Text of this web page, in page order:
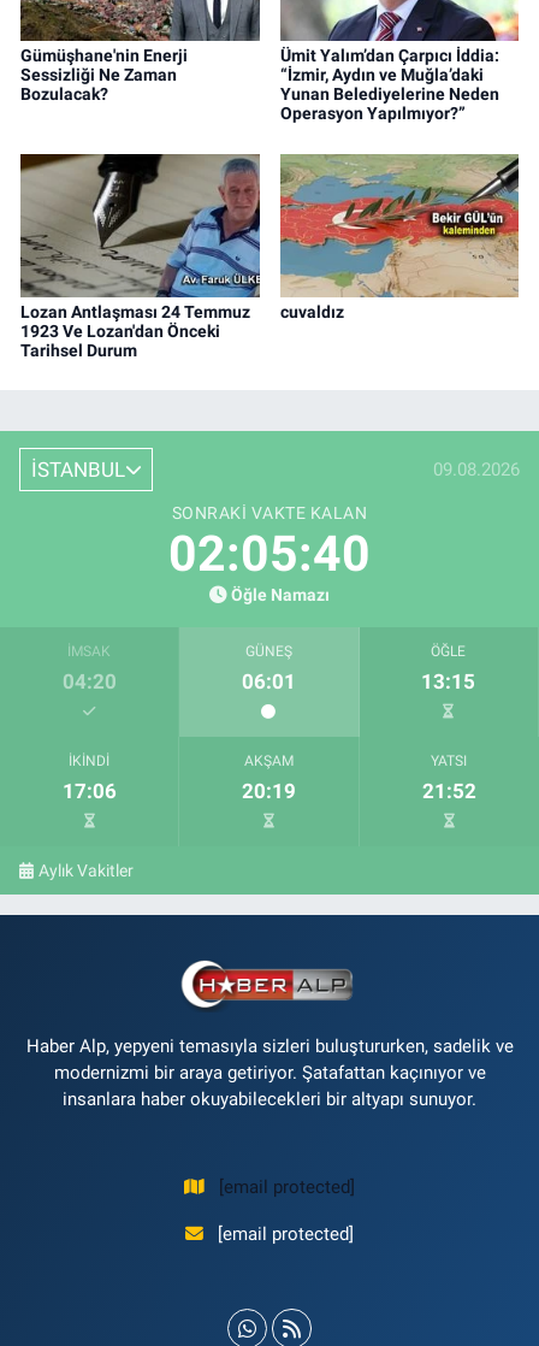
Gümüşhane'nin Enerji
Sessizliği Ne Zaman
Bozulacak?
Ümit Yalım’dan Çarpıcı İddia:
“İzmir, Aydın ve Muğla’daki
Yunan Belediyelerine Neden
Operasyon Yapılmıyor?”
Lozan Antlaşması 24 Temmuz
1923 Ve Lozan'dan Önceki
Tarihsel Durum
cuvaldız
İSTANBUL 09.08.2026
SONRAKI VAKTE KALAN
02:05:39
Öğle Namazı
İMSAK
04:20
GÜNEŞ
06:01
ÖĞLE
13:15
İKINDI
17:06
AKŞAM
20:19
YATSI
21:52
Aylık Vakitler
Haber Alp, yepyeni temasıyla sizleri buluştururken, sadelik ve
modernizmi bir araya getiriyor. Şatafattan kaçınıyor ve
insanlara haber okuyabilecekleri bir altyapı sunuyor.
[email protected]
[email protected]